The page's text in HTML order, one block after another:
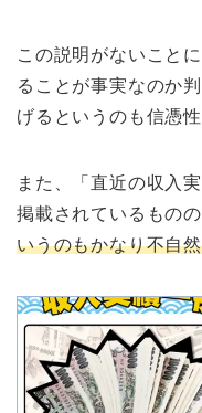
この説明がないこと
ることが事実なのか
げるというのも信憑性
また、「直近の収入
掲載されているものの
いうのもかなり不自